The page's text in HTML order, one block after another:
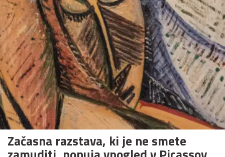
Začasna razstava, ki je ne smete